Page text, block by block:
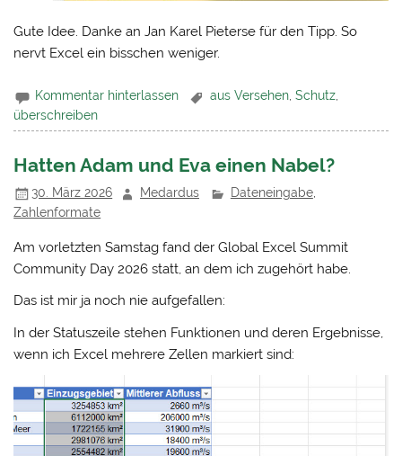
Gute Idee. Danke an Jan Karel Pieterse für den Tipp. So
nervt Excel ein bisschen weniger.
Kommentar hinterlassen aus Versehen ,Schutz
überschreiben
Hatten Adam und Eva einen Nabel?
30. März 2026 Medardus Dateneingabe,
Zahlenformate
Am vorletzten Samstag fand der Global Excel Summit
Community Day 2026 statt, an dem ich zugehört habe.
Das ist mir ja noch nie aufgefallen:
In der Statuszeile stehen Funktionen und deren Ergebnisse,
wenn ich Excel mehrere Zellen markiert sind: